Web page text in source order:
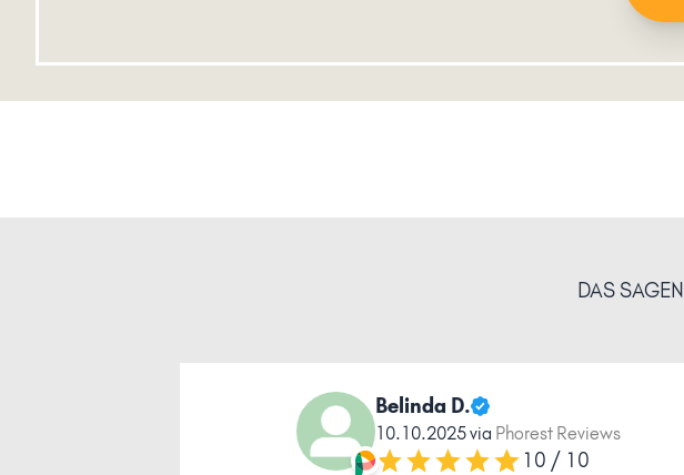
DAS SAGEN
Belinda D.
10.10.2025 via Phorest Reviews
10 / 10